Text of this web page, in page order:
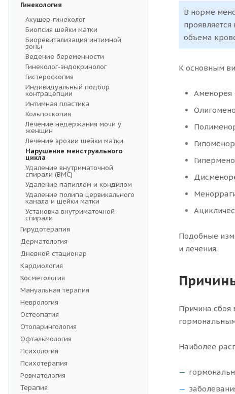
Гинекология
Акушер-гинеколог
Биопсия шейки матки
Биоревитализация интимной
зоны
Ведение беременности
Гинеколог-эндокринолог
Гистероскопия
Индивидуальный подбор
контрацепции
Интимная пластика
Кольпоскопия
Лечение недержания мочи у
женщин
Лечение эрозии шейки матки
Нарушение менструального
цикла
Удаление внутриматочной
спирали (ВМС)
Удаление папиллом и кондилом
Удаление полипа цервикального
канала и шейки матки
Установка внутриматочной
спирали
Гирудотерапия
Дерматология
Дневной стационар
Кардиология
Косметология
Мануальная терапия
Неврология
Остеопатия
Отоларингология
Офтальмология
Психология
Психотерапия
Ревматология
Терапия
В норме
объема
К основным
Аменорея
Подобные
и лечения.
Причина сбоя
Наиболее